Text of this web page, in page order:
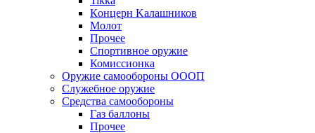
Кoнцеpн Kалашников
Молот
Прочее
Спортивное оружие
Комиссионка
Оружие самообороны ОООП
Служебное оружие
Средства самообороны
Газ баллоны
Прочее